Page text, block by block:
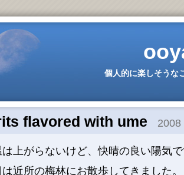
個人的に楽しそうな
flavored with ume 2008
は上がらないけど、快晴の良い陽気
近所の梅林にお散歩してきました。